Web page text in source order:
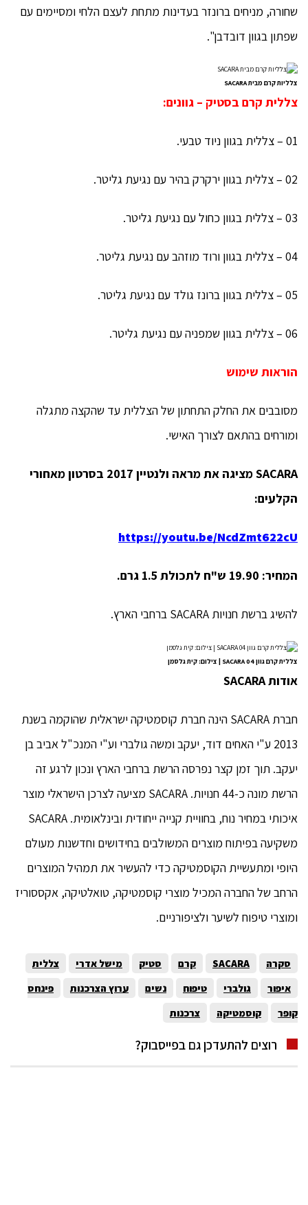
שחורה, מניחים ברונזר בעדינות מתחת לעצם הלחי ומסיימים עם
שפתון בגוון דובדבן".
צלליות קרם מבית SACARA
צללית קרם בסטיק – גוונים:
01 – צללית בגוון ניוד טבעי.
02 – צללית בגוון ירקרק בהיר עם נגיעת גליטר.
03 – צללית בגוון כחול עם נגיעת גליטר.
04 – צללית בגוון ורוד מוזהב עם נגיעת גליטר.
05 – צללית בגוון ברונז גולד עם נגיעת גליטר.
06 – צללית בגוון שמפניה עם נגיעת גליטר.
הוראות שימוש
מסובבים את החלק התחתון של הצללית עד שהקצה מתגלה
ומורחים בהתאם לצורך האישי.
SACARA
מציגה את מראה ולנטיין 2017 בסרטון מאחורי
הקלעים:
https://youtu.be/NcdZmt622cU
המחיר:
להשיג ברשת חנויות SACARA ברחבי הארץ.
צללית קרם גוון 04 SACARA | צילום: קית גלסמן
אודותSACARA
חברת SACARA הינה חברת קוסמטיקה ישראלית שהוקמה בשנת
2013 ע"י האחים דוד, יעקב ומשה גולברי וע"י המנכ"ל אביב בן
יעקב. תוך זמן קצר נפרסה הרשת ברחבי הארץ ונכון לרגע זה
הרשת מונה כ-44 חנויות. SACARA מציעה לצרכן הישראלי מוצר
איכותי במחיר נוח, בחוויית קנייה ייחודית ובינלאומית. SACARA
משקיעה בפיתוח מוצרים המשולבים בחידושים וחדשנות מעולם
היופי ומתעשיית הקוסמטיקה כדי להעשיר את תמהיל המוצרים
הרחב של החברה המכיל מוצרי קוסמטיקה, טואלטיקה, אקססוריז
ומוצרי טיפוח לשיער ולציפורניים.
סקרה SACARA קרם סטיק מישל אדרי
צללית
איפור
גולברי טיפוח נשים ערוץ הצרכנות
פינחס
קופר
קוסמטיקה צרכנות
רוצים להתעדכן גם בפייסבוק?